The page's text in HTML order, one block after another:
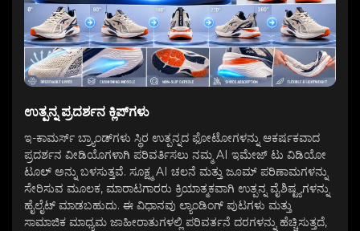
ಉತ್ಪನ್ನ ಪ್ರದರ್ಶನ ಕ್ಲಿಪ್‌ಗಳು
ಇ-ಕಾಮರ್ಸ್ ಬ್ರ್ಯಾಂಡ್‌ಗಳು ಸ್ಥಿರ ಉತ್ಪನ್ನದ ಫೋಟೋಗಳನ್ನು ಆಕರ್ಷಕವಾದ
ಪ್ರದರ್ಶನ ವೀಡಿಯೊಗಳಾಗಿ ಪರಿವರ್ತಿಸಲು ನಮ್ಮ AI ಇಮೇಜ್ ಟು ವಿಡಿಯೋ
ಟೂಲ್ ಅನ್ನು ಬಳಸುತ್ತವೆ. ಸೂಕ್ಷ್ಮ AI ಚಲನೆ ಮತ್ತು ಜೂಮ್ ಪರಿಣಾಮಗಳನ್ನು
ಸೇರಿಸುವ ಮೂಲಕ, ಮಾರಾಟಗಾರರು ಕ್ರಿಯಾತ್ಮಕವಾಗಿ ಉತ್ಪನ್ನ ವೈಶಿಷ್ಟ್ಯಗಳನ್ನು
ಹೈಲೈಟ್ ಮಾಡಬಹುದು. ಈ ವಿಧಾನವು ಲ್ಯಾಂಡಿಂಗ್ ಪುಟಗಳು ಮತ್ತು
ಸಾಮಾಜಿಕ ಮಾಧ್ಯಮ ಜಾಹೀರಾತುಗಳಲ್ಲಿ ಪರಿವರ್ತನೆ ದರಗಳನ್ನು ಹೆಚ್ಚಿಸುತ್ತದೆ,